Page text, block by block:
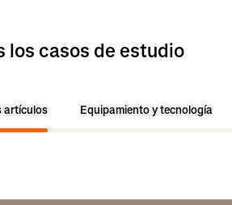
los casos de estudio
artículos Equipamiento y tecnología